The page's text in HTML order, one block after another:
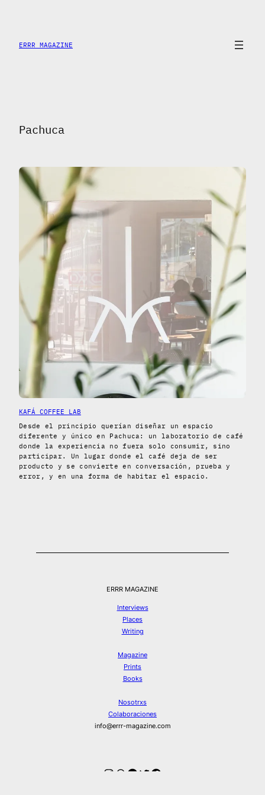
contenido
ERRR MAGAZINE
Pachuca
KAFÁ COFFEE LAB
Desde el principio querían diseñar un espacio
diferente y único en Pachuca: un laboratorio de café
donde la experiencia no fuera solo consumir, sino
participar. Un lugar donde el café deja de ser
producto y se convierte en conversación, prueba y
error, y en una forma de habitar el espacio.
ERRR MAGAZINE
Interviews
Places
Writing
Magazine
Prints
Books
Nosotrxs
Colaboraciones
info@errr-magazine.com
Instagram
HilosSpotify
Twitter
Facebook